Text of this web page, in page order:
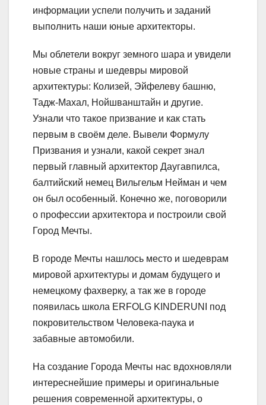
информации успели получить и заданий
выполнить наши юные архитекторы.
Мы облетели вокруг земного шара и увидели
новые страны и шедевры мировой
архитектуры: Колизей, Эйфелеву башню,
Тадж-Махал, Нойшванштайн и другие.
Узнали что такое призвание и как стать
первым в своём деле. Вывели Формулу
Призвания и узнали, какой секрет знал
первый главный архитектор Даугавпилса,
балтийский немец Вильгельм Нейман и чем
он был особенный. Конечно же, поговорили
о профессии архитектора и построили свой
Город Мечты.
В городе Мечты нашлось место и шедеврам
мировой архитектуры и домам будущего и
немецкому фахверку, а так же в городе
появилась школа ERFOLG KINDERUNI под
покровительством Человека-паука и
забавные автомобили.
На создание Города Мечты нас вдохновляли
интереснейшие примеры и оригинальные
решения современной архитектуры, о